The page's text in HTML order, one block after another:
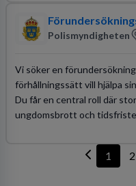
Polismyndigheten
Vi söker en
förhållningssätt vill hjälpa
Du får en central roll där
ungdomsbrott och
1 2